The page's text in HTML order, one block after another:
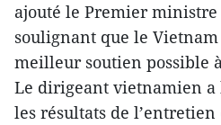
ajouté le Premier ministre
soulignant que le
meilleur soutien possible
Le dirigeant vietnamien a
les résultats de